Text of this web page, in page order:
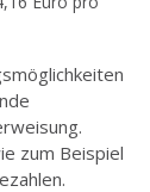
zum Beispiel